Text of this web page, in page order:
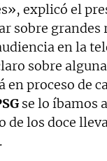
explicó el
sobre grandes
en la
sobre
en proceso de
se lo íbamos
de los doce